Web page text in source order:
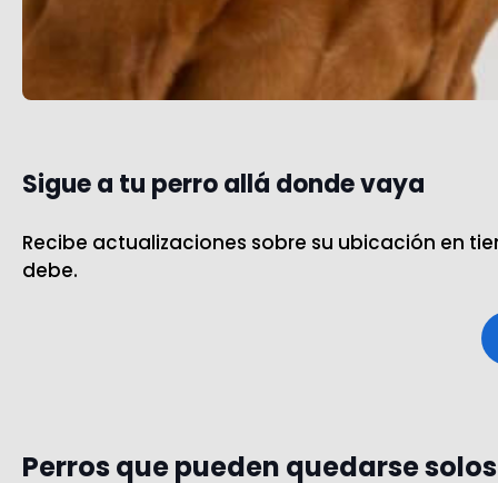
Sigue a tu perro allá donde vaya
Recibe actualizaciones sobre su ubicación en
debe.
Perros que pueden quedarse solos